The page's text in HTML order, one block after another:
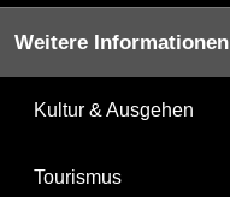
Weitere Informationen
Kultur & Ausgehen
Tourismus